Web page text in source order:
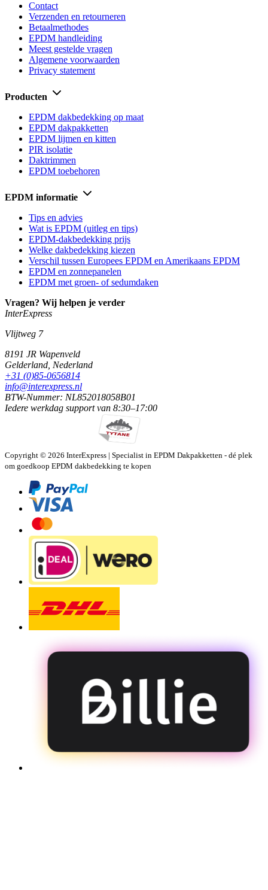
Contact
Verzenden en retourneren
Betaalmethodes
EPDM handleiding
Meest gestelde vragen
Algemene voorwaarden
Privacy statement
Producten
EPDM dakbedekking op maat
EPDM dakpakketten
EPDM lijmen en kitten
PIR isolatie
Daktrimmen
EPDM toebehoren
EPDM informatie
Tips en advies
Wat is EPDM (uitleg en tips)
EPDM-dakbedekking prijs
Welke dakbedekking kiezen
Verschil tussen Europees EPDM en Amerikaans EPDM
EPDM en zonnepanelen
EPDM met groen- of sedumdaken
Vragen? Wij helpen je verder
InterExpress
Vlijtweg 7
8191 JR Wapenveld
Gelderland, Nederland
+31 (0)85-0656814
info@interexpress.nl
BTW-Nummer: NL852018058B01
Iedere werkdag support van 8:30–17:00
Copyright © 2026 InterExpress | Specialist in EPDM Dakpakketten - dé plek
om goedkoop EPDM dakbedekking te kopen